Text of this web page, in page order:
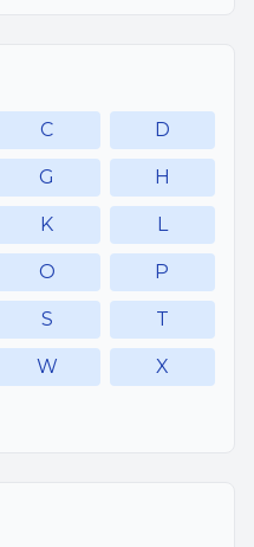
C D
G H
K L
O P
S T
W X